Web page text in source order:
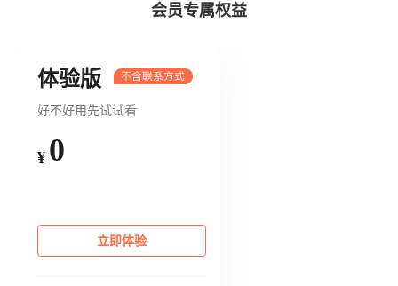
会员专属权益
体验版
好不好用先试试看
¥ 0
立即体验